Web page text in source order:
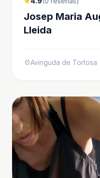
Josep Maria
Lleida
location_onAvinguda de Tortosa